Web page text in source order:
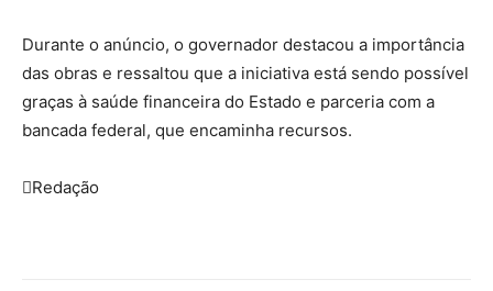
Durante o anúncio, o governador destacou a importância
das obras e ressaltou que a iniciativa está sendo possível
graças à saúde financeira do Estado e parceria com a
bancada federal, que encaminha recursos.
Redação